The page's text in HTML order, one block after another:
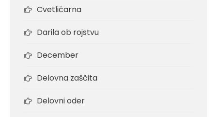
Cvetličarna
Darila ob rojstvu
December
Delovna zaščita
Delovni oder